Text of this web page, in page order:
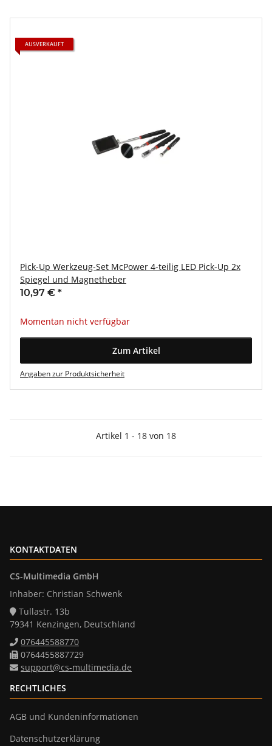
AUSVERKAUFT
Pick-Up Werkzeug-Set McPower 4-teilig LED Pick-Up 2x
Spiegel und Magnetheber
10,97 € *
Momentan nicht verfügbar
Zum Artikel
Angaben zur Produktsicherheit
Artikel 1 - 18 von 18
KONTAKTDATEN
CS-Multimedia GmbH
Inhaber: Christian Schwenk
Tullastr. 13b
79341 Kenzingen, Deutschland
076445588770
0764455887729
support@cs-multimedia.de
RECHTLICHES
AGB und Kundeninformationen
Datenschutzerklärung